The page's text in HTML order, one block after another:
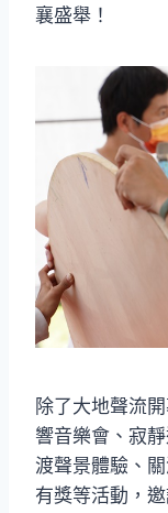
襄盛舉！
除了大地聲流
響音樂會、寂
渡聲景體驗、
有獎等活動，